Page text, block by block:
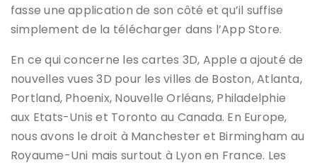
fasse une application de son côté et qu’il suffise
simplement de la télécharger dans l’App Store.
En ce qui concerne les cartes 3D, Apple a ajouté de
nouvelles vues 3D pour les villes de Boston, Atlanta,
Portland, Phoenix, Nouvelle Orléans, Philadelphie
aux Etats-Unis et Toronto au Canada. En Europe,
nous avons le droit à Manchester et Birmingham au
Royaume-Uni mais surtout à Lyon en France. Les